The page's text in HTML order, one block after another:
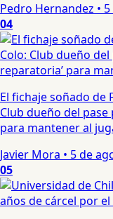
Pedro Hernandez •
04
El fichaje soñado de
Club dueño del pase
para mantener al
Javier Mora • 5 de
05